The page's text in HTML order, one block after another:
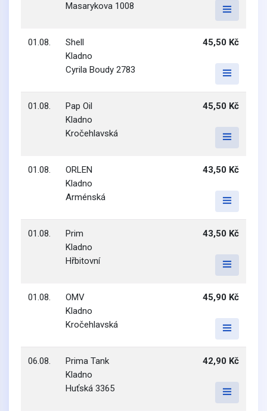
Masarykova 1008
01.08.
Shell
Kladno
Cyrila Boudy 2783
45,50 Kč
01.08.
Pap Oil
Kladno
Kročehlavská
45,50 Kč
01.08.
ORLEN
Kladno
Arménská
43,50 Kč
01.08.
Prim
Kladno
Hřbitovní
43,50 Kč
01.08.
OMV
Kladno
Kročehlavská
45,90 Kč
06.08.
Prima Tank
Kladno
Huťská 3365
42,90 Kč